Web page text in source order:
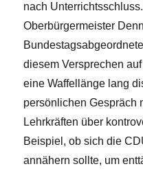
nach
Oberbürgermeister
diesem Versprechen
eine Waffellänge lang
persönlichen Gespräch
Lehrkräften über
Beispiel, ob sich die
annähern sollte, um